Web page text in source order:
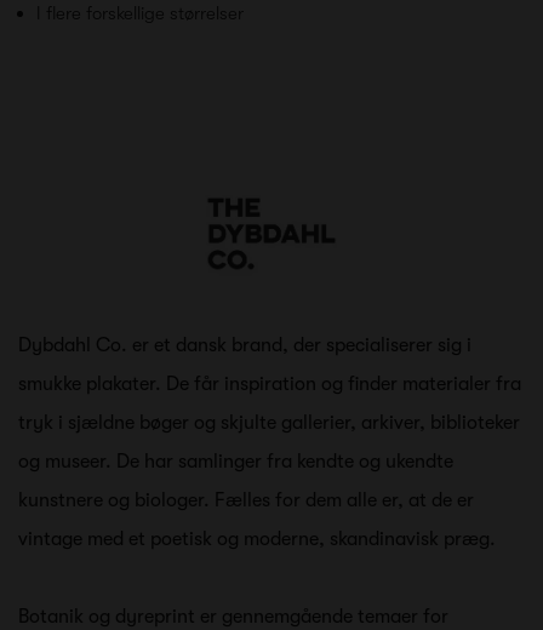
I flere forskellige størrelser
Dybdahl Co. er et dansk brand, der specialiserer sig i
smukke plakater. De får inspiration og finder materialer fra
tryk i sjældne bøger og skjulte gallerier, arkiver, biblioteker
og museer. De har samlinger fra kendte og ukendte
kunstnere og biologer. Fælles for dem alle er, at de er
vintage med et poetisk og moderne, skandinavisk præg.
Botanik og dyreprint er gennemgående temaer for